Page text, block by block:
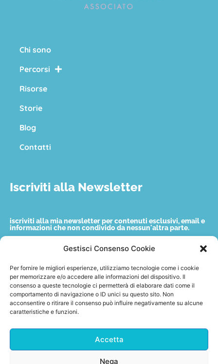
Gestisci Consenso Cookie
Per fornire le migliori esperienze, utilizziamo tecnologie come i cookie
per memorizzare e/o accedere alle informazioni del dispositivo. Il
consenso a queste tecnologie ci permetterà di elaborare dati come il
comportamento di navigazione o ID unici su questo sito. Non
acconsentire o ritirare il consenso può influire negativamente su alcune
caratteristiche e funzioni.
Accetta
Nega
Chi sono
Percorsi
Risorse
Storie
Blog
Contatti
Iscriviti alla Newsletter
iscriviti alla mia newsletter per contenuti esclusivi, email e
informazioni che non condivido da nessun'altra parte.
Email